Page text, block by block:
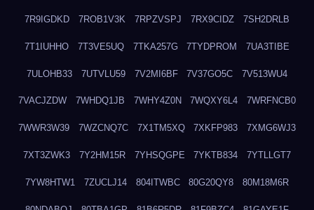
7R9IGDKD 7ROB1V3K 7RPZVSPJ 7RX9CIDZ 7SH2DRLB
7T1IUHHO 7T3VE5UQ 7TKA257G 7TYDPROM 7UA3TIBE
7ULOHB33 7UTVLU59 7V2MI6BF 7V37GO5C 7V513WU4
7VACJZDW 7WHDQ1JB 7WHY4Z0N 7WQXY6L4 7WRFNCB0
7WWR3W39 7WZCNQ7C 7X1TM5XQ 7XKFP983 7XMG6WJ3
7XT3ZWK3 7Y2HM15R 7YHSQGPE 7YKTB834 7YTLLGT7
7YW8HTW1 7ZUCLJ14 804ITWBC 80G20QY8 80M18M6R